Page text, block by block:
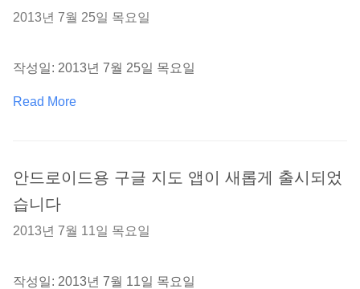
2013년 7월 25일 목요일
작성일: 2013년 7월 25일 목요일
Read More
안드로이드용 구글 지도 앱이 새롭게 출시되었
습니다
2013년 7월 11일 목요일
작성일: 2013년 7월 11일 목요일